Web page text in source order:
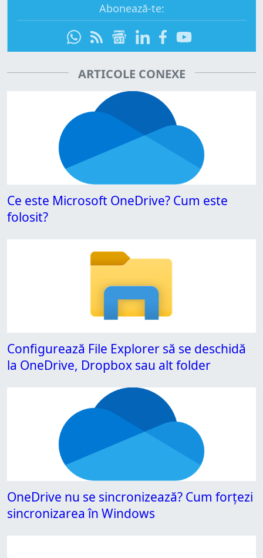
Abonează-te:
ARTICOLE CONEXE
Ce este Microsoft OneDrive? Cum este
folosit?
Configurează File Explorer să se deschidă
la OneDrive, Dropbox sau alt folder
OneDrive nu se sincronizează? Cum forțezi
sincronizarea în Windows